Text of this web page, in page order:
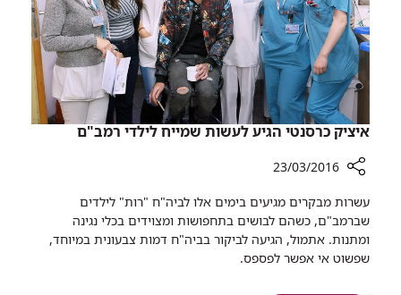
סרטן
המעי
הגס
איציק כרסנטי הגיע לעשות שמייח לילדי רמב"ם
שיתוף
איציק
כרסנטי
הגיע
23/03/2016
עשרות מבקרים מגיעים בימים אלו לביה"ח "רות" לילדים
שברמב"ם, כשהם לבושים בתחפושות ומצוידים בכלי נגינה
ומתנות. אתמול, הגיעה לביקור בביה"ח דמות צבעונית במיוחד,
שפשוט אי אפשר לפספס.